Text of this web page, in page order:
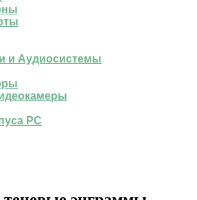
и Аудиосистемы
PC